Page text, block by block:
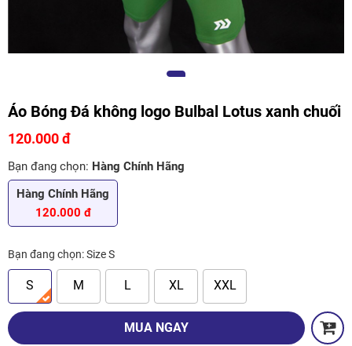
Áo Bóng Đá không logo Bulbal Lotus xanh chuối
120.000 đ
Bạn đang chọn: Hàng Chính Hãng
Hàng Chính Hãng
120.000 đ
Bạn đang chọn:Size S
S M L XL XXL
MUA NGAY